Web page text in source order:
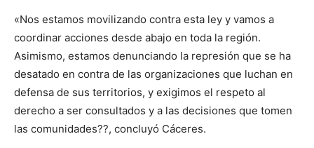
«Nos estamos movilizando contra esta ley y vamos a
coordinar acciones desde abajo en toda la región.
Asimismo, estamos denunciando la represión que se ha
desatado en contra de las organizaciones que luchan en
defensa de sus territorios, y exigimos el respeto al
derecho a ser consultados y a las decisiones que tomen
las comunidades??, concluyó Cáceres.